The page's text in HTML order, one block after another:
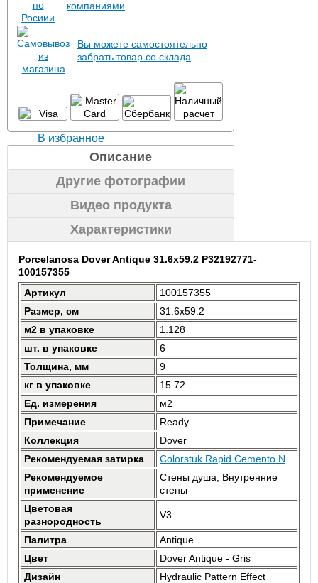
компаниями
Вы можете самостоятельно
забрать товар со склада
В избранное
Описание
Другие фотографии
Видео продукта
Характеристики
Porcelanosa Dover Antique 31.6x59.2 P32192771-
100157355
Артикул
100157355
Размер, см
31.6x59.2
м2 в упаковке
1.128
шт. в упаковке
6
Толщина, мм
9
кг в упаковке
15.72
Ед. измерения
м2
Примечание
Ready
Коллекция
Dover
Рекомендуемая затирка
Colorstuk Rapid Cemento N
Рекомендуемое
применение
Стены душа, Внутренние
стены
Цветовая
разнородность
V3
Палитра
Antique
Цвет
Dover Antique - Gris
Дизайн
Hydraulic Pattern Effect